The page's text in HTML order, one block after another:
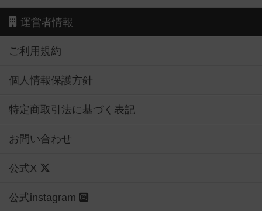
運営者情報
ご利用規約
個人情報保護方針
特定商取引法に基づく表記
お問い合わせ
公式X
公式instagram